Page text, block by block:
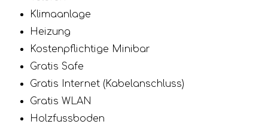
Klimaanlage
Heizung
Kostenpflichtige Minibar
Gratis Safe
Gratis Internet (Kabelanschluss)
Gratis WLAN
Holzfussboden